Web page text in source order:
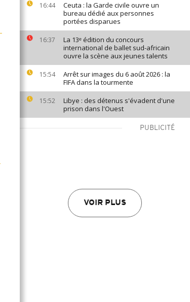
16:44
Ceuta : la Garde civile ouvre un
bureau dédié aux personnes
portées disparues
16:37
La 13ᵉ édition du concours
international de ballet sud-africain
ouvre la scène aux jeunes talents
15:54
Arrêt sur images du 6 août 2026 : la
FIFA dans la tourmente
15:52
Libye : des détenus s'évadent d'une
prison dans l'Ouest
PUBLICITÉ
VOIR PLUS